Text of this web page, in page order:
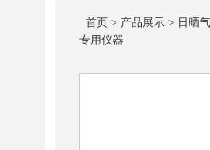
首页 > 产品展示> 日晒
专用仪器